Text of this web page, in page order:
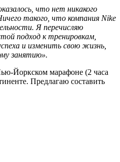
что нет никакого
такого, что компания Nike
Я перечисляю
подход к тренировкам,
и изменить свою жизнь,
занятию».
Йоркском марафоне (2 часа
Предлагаю составить